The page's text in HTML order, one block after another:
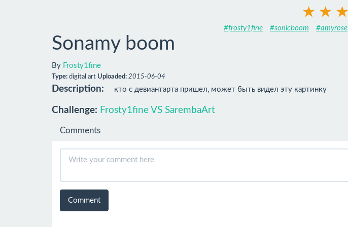
#frosty1fine #sonicboom #amyrose
Sonamy boom
By Frosty1fine
Type: digital art Uploaded: 2015-06-04
Description: кто с девиантарта пришел, может быть видел эту картинку
Challenge: Frosty1fine VS SarembaArt
Comments
Comment